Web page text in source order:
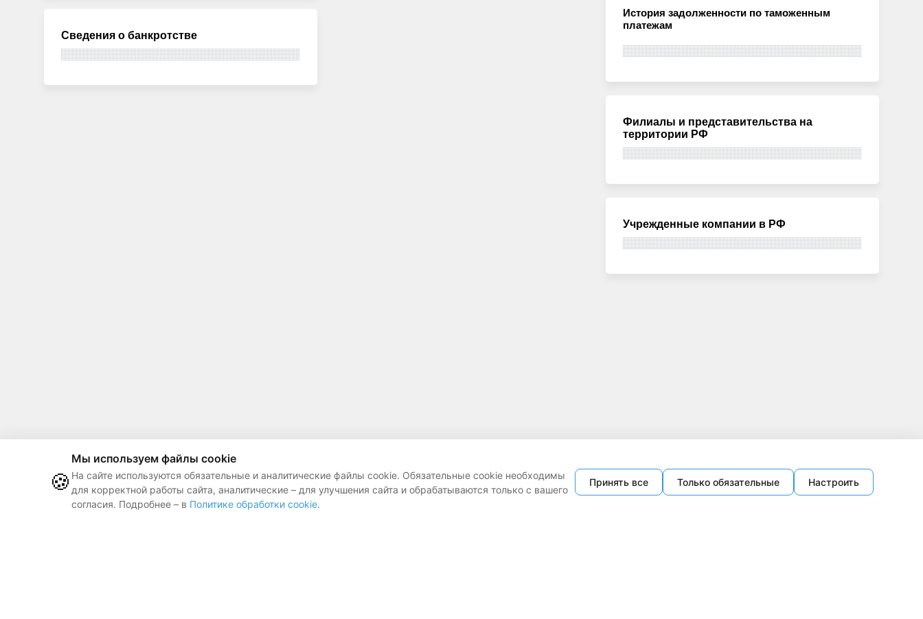
Сведения о банкротстве
История задолженности по таможенным
платежам
Филиалы и представительства на
территории РФ
Учрежденные компании в РФ
🍪
Мы используем файлы cookie
На сайте используются обязательные и аналитические файлы cookie. Обязательные cookie необходимы
для корректной работы сайта, аналитические – для улучшения сайта и обрабатываются только с вашего
согласия. Подробнее – в Политике обработки cookie.
Принять все Только обязательные Настроить